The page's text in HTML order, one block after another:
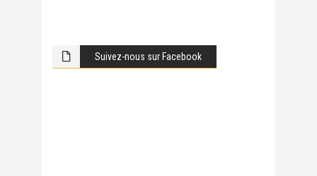
Suivez-nous sur Facebook